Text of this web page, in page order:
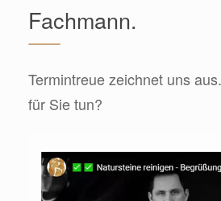
Fachmann.
Termintreue zeichnet uns
für Sie tun?